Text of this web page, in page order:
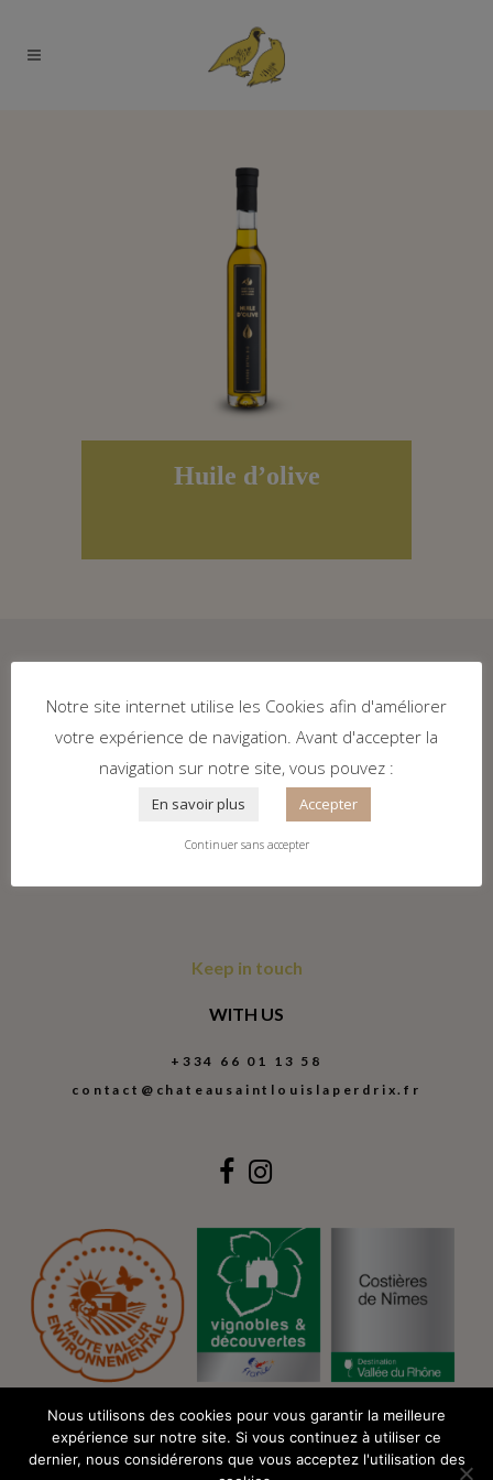
Huile d’olive
Keep in touch
WITH US
+334 66 01 13 58
contact@chateausaintlouislaperdrix.fr
Notre site internet utilise les Cookies afin d'améliorer
votre expérience de navigation. Avant d'accepter la
navigation sur notre site, vous pouvez :
En savoir plus Accepter
Continuer sans accepter
Nous utilisons des cookies pour vous garantir la meilleure
expérience sur notre site. Si vous continuez à utiliser ce
dernier, nous considérerons que vous acceptez l'utilisation des